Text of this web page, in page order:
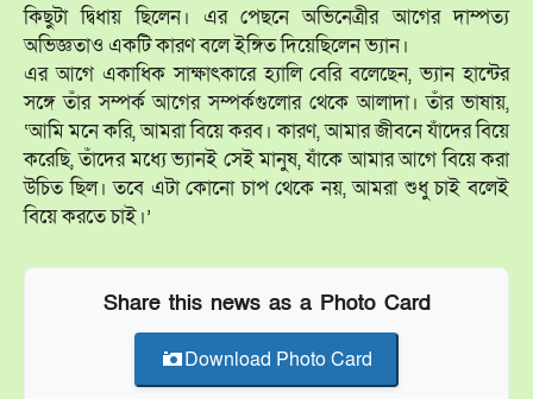
কিছুটা দ্বিধায় ছিলেন। এর পেছনে অভিনেত্রীর আগের দাম্পত্য
অভিজ্ঞতাও একটি কারণ বলে ইঙ্গিত দিয়েছিলেন ভ্যান।
এর আগে একাধিক সাক্ষাৎকারে হ্যালি বেরি বলেছেন, ভ্যান হান্টের
সঙ্গে তাঁর সম্পর্ক আগের সম্পর্কগুলোর থেকে আলাদা। তাঁর ভাষায়,
‘আমি মনে করি, আমরা বিয়ে করব। কারণ, আমার জীবনে যাঁদের বিয়ে
করেছি, তাঁদের মধ্যে ভ্যানই সেই মানুষ, যাঁকে আমার আগে বিয়ে করা
উচিত ছিল। তবে এটা কোনো চাপ থেকে নয়, আমরা শুধু চাই বলেই
বিয়ে করতে চাই।’
Share this news as a Photo Card
Download Photo Card